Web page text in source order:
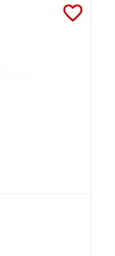
favorite_border